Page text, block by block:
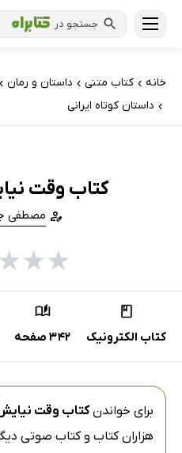
جستجو در
خانه › کتاب‌ متنی › داستان و رمان ›
› داستان کوتاه ایرانی
کتاب وقت
مصطفی
★
★
★
کتاب الکترونیک 342 صفحه
برای خواندنکتاب وقت
هزاران کتاب و کتاب صوتی